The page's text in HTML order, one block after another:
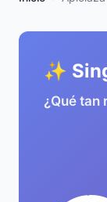
✨
¿Qué tan